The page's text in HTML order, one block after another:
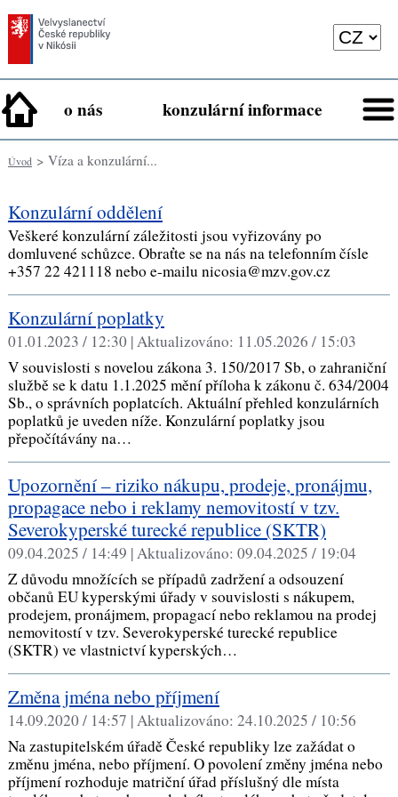
o nás konzulární informace
Úvod> Víza a konzulární...
Konzulární oddělení
Veškeré konzulární záležitosti jsou vyřizovány po
domluvené schůzce. Obraťte se na nás na telefonním čísle
+357 22 421118 nebo e-mailu nicosia@mzv.gov.cz
Konzulární poplatky
01.01.2023 / 12:30 |Aktualizováno: 11.05.2026 / 15:03
V souvislosti s novelou zákona 3. 150/2017 Sb, o zahraniční
službě se k datu 1.1.2025 mění příloha k zákonu č. 634/2004
Sb., o správních poplatcích. Aktuální přehled konzulárních
poplatků je uveden níže. Konzulární poplatky jsou
přepočítávány na…
Upozornění – riziko nákupu, prodeje, pronájmu,
propagace nebo i reklamy nemovitostí v tzv.
Severokyperské turecké republice (SKTR)
09.04.2025 / 14:49 |Aktualizováno: 09.04.2025 / 19:04
Z důvodu množících se případů zadržení a odsouzení
občanů EU kyperskými úřady v souvislosti s nákupem,
prodejem, pronájmem, propagací nebo reklamou na prodej
nemovitostí v tzv. Severokyperské turecké republice
(SKTR) ve vlastnictví kyperských…
Změna jména nebo příjmení
14.09.2020 / 14:57 |Aktualizováno: 24.10.2025 / 10:56
Na zastupitelském úřadě České republiky lze zažádat o
změnu jména, nebo příjmení. O povolení změny jména nebo
příjmení rozhoduje matriční úřad příslušný dle místa